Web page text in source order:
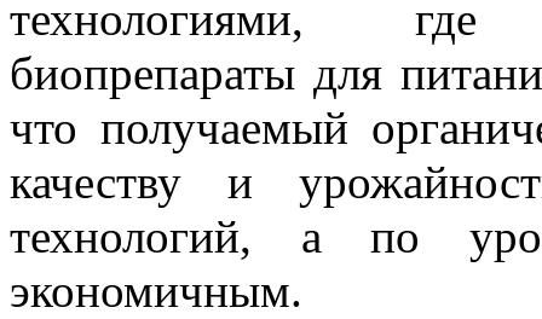
технологиями, где
биопрепараты для
что получаемый
качеству и
технологий, а по
экономичным.